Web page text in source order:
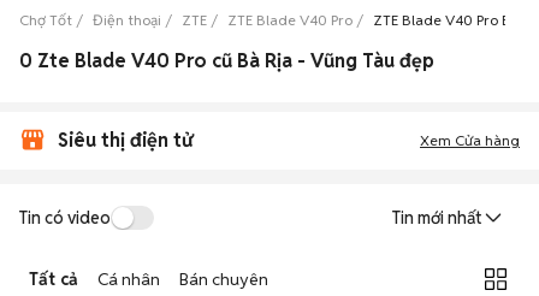
Chợ Tốt Điện thoại ZTE ZTE Blade V40 Pro ZTE Blade V40 Pro Bà
0 Zte Blade V40 Pro cũ Bà Rịa - Vũng Tàu đẹp
Siêu thị điện tử Xem Cửa hàng
Tin có video Tin mới nhất
Tất cả Cá nhân Bán chuyên